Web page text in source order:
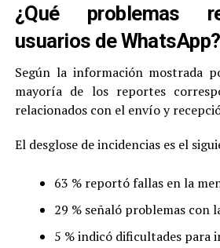
¿Qué problemas
usuarios de WhatsApp?
Según la información mostrada
mayoría de los reportes
relacionados con el envío y
El desglose de incidencias es el
63 % reportó fallas en la
29 % señaló problemas con
5 % indicó dificultades para